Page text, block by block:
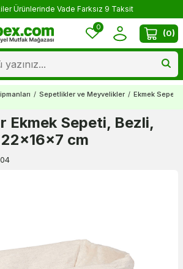
Ürünlerinde Vade Farksız 9 Taksit
0
(0)
/ Sepetlikler ve Meyvelikler / Ekmek
Ekmek Sepeti, Bezli,
cm